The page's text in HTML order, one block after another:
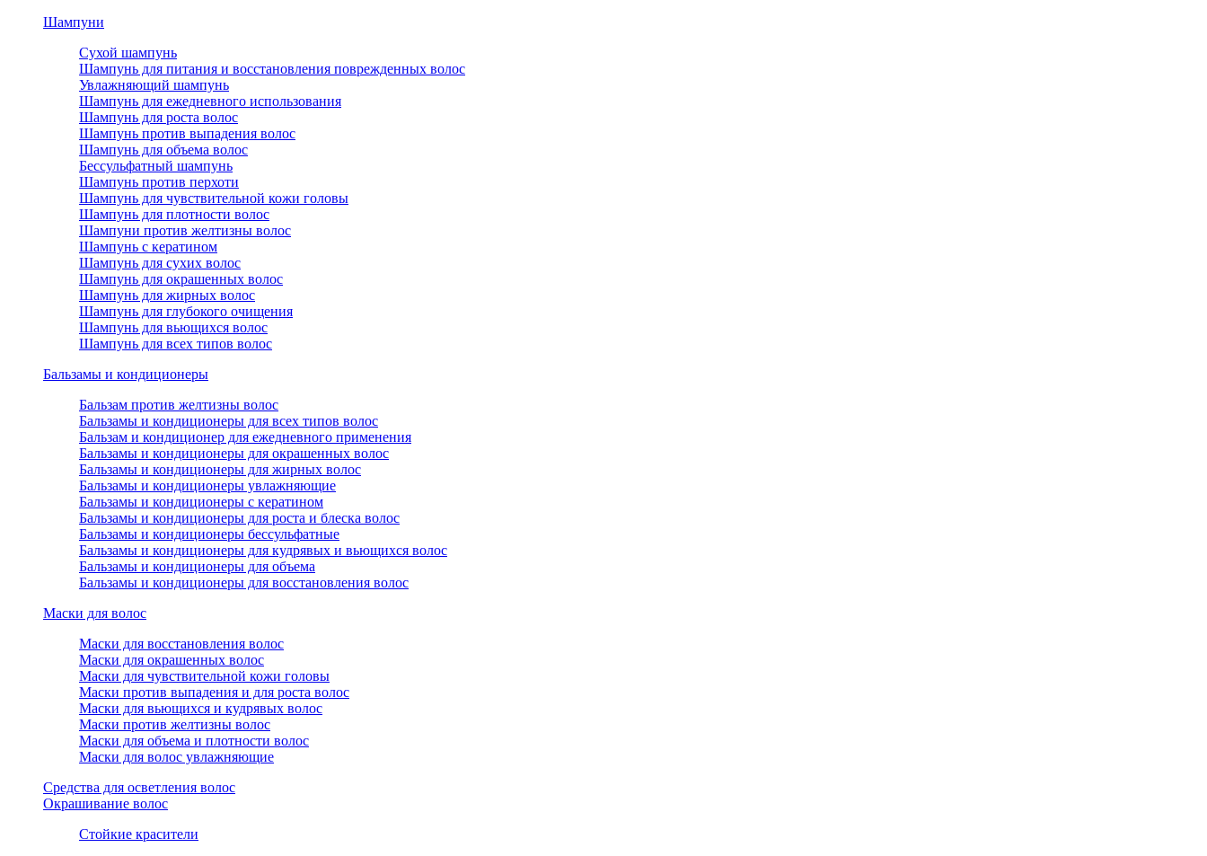
Шампуни
Сухой шампунь
Шампунь для питания и восстановления поврежденных волос
Увлажняющий шампунь
Шампунь для ежедневного использования
Шампунь для роста волос
Шампунь против выпадения волос
Шампунь для объема волос
Бессульфатный шампунь
Шампунь против перхоти
Шампунь для чувствительной кожи головы
Шампунь для плотности волос
Шампуни против желтизны волос
Шампунь с кератином
Шампунь для сухих волос
Шампунь для окрашенных волос
Шампунь для жирных волос
Шампунь для глубокого очищения
Шампунь для вьющихся волос
Шампунь для всех типов волос
Бальзамы и кондиционеры
Бальзам против желтизны волос
Бальзамы и кондиционеры для всех типов волос
Бальзам и кондиционер для ежедневного применения
Бальзамы и кондиционеры для окрашенных волос
Бальзамы и кондиционеры для жирных волос
Бальзамы и кондиционеры увлажняющие
Бальзамы и кондиционеры с кератином
Бальзамы и кондиционеры для роста и блеска волос
Бальзамы и кондиционеры бессульфатные
Бальзамы и кондиционеры для кудрявых и вьющихся волос
Бальзамы и кондиционеры для объема
Бальзамы и кондиционеры для восстановления волос
Маски для волос
Маски для восстановления волос
Маски для окрашенных волос
Маски для чувствительной кожи головы
Маски против выпадения и для роста волос
Маски для вьющихся и кудрявых волос
Маски против желтизны волос
Маски для объема и плотности волос
Маски для волос увлажняющие
Средства для осветления волос
Окрашивание волос
Стойкие красители